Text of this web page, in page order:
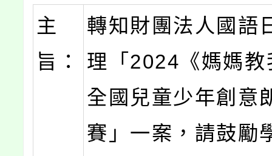
主
旨：
轉知財團法人國語
理「2024《媽媽教
全國兒童少年創意
賽」一案，請鼓勵